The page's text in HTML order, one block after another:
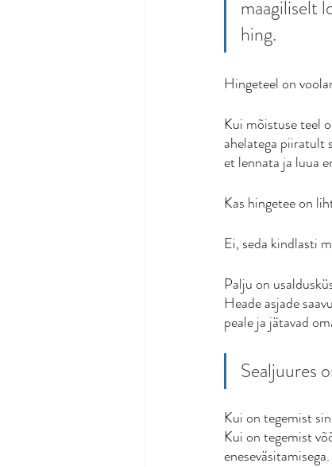
maagiliselt
hing.
Hingeteel on
Kui mõistuse teel
ahelatega piiratult
et lennata ja luua
Kas hingetee on
Ei, seda kindlasti
Palju on
Heade asjade
peale ja jätavad
Sealjuures
Kui on tegemist
Kui on tegemist
eneseväsitamisega.